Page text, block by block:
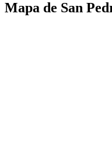
Mapa de San